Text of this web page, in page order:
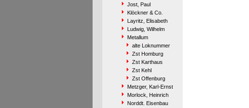
Jost, Paul
Klöckner & Co.
Layritz, Elisabeth
Ludwig, Wilhelm
Metallum
alte Loknummer
Zst Homburg
Zst Karthaus
Zst Kehl
Zst Offenburg
Metzger, Karl-Ernst
Morlock, Heinrich
Norddt. Eisenbau